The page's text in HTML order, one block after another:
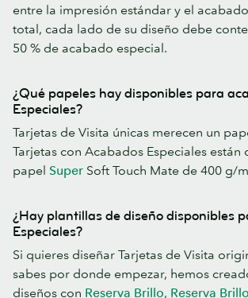
entre la impresión estándar y el
total, cada lado de su diseño debe
50 % de acabado especial.
¿Qué papeles hay disponibles para
Especiales?
Tarjetas de Visita únicas merecen un
Tarjetas con Acabados Especiales están
papel Super Soft Touch Mate de 400 g/
¿Hay plantillas de diseño disponibles
Especiales?
Si quieres diseñar Tarjetas de Visita
sabes por donde empezar, hemos
diseños con Reserva Brillo, Reserva